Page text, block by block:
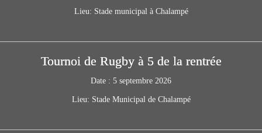
Lieu: Stade municipal à Chalampé
Tournoi de Rugby à 5 de la rentrée
Date : 5 septembre 2026
Lieu: Stade Municipal de Chalampé